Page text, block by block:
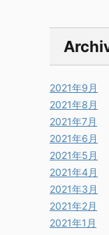
2021年9月
2021年8月
2021年7月
2021年6月
2021年5月
2021年4月
2021年3月
2021年2月
2021年1月